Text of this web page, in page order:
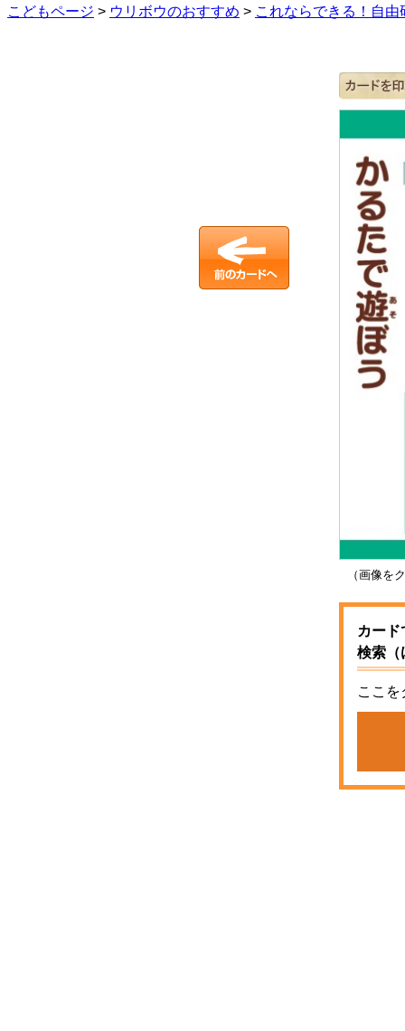
こどもページ > ウリボウのおすすめ > これならできる！自
（画像を
カー
検索（
ここを